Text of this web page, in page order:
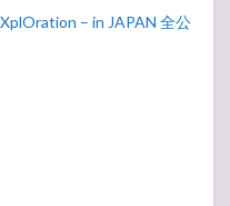
– in JAPAN 全公